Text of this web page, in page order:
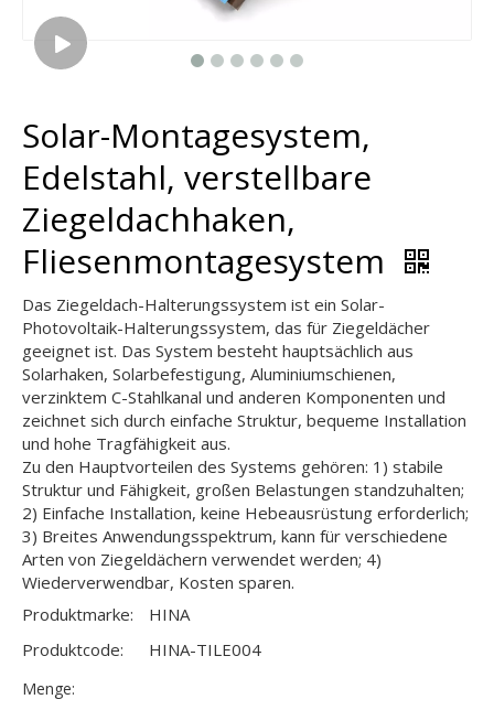
Solar-Montagesystem,
Edelstahl, verstellbare
Ziegeldachhaken,
Fliesenmontagesystem
Das Ziegeldach-Halterungssystem ist ein Solar-
Photovoltaik-Halterungssystem, das für Ziegeldächer
geeignet ist. Das System besteht hauptsächlich aus
Solarhaken, Solarbefestigung, Aluminiumschienen,
verzinktem C-Stahlkanal und anderen Komponenten und
zeichnet sich durch einfache Struktur, bequeme Installation
und hohe Tragfähigkeit aus.
Zu den Hauptvorteilen des Systems gehören: 1) stabile
Struktur und Fähigkeit, großen Belastungen standzuhalten;
2) Einfache Installation, keine Hebeausrüstung erforderlich;
3) Breites Anwendungsspektrum, kann für verschiedene
Arten von Ziegeldächern verwendet werden; 4)
Wiederverwendbar, Kosten sparen.
Produktmarke:
HINA
Produktcode:
HINA-TILE004
Menge: